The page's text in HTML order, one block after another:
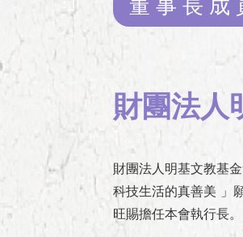
董事長成
財團法人
財團法人明基文教基
科技生活的真善美 」
旺賜擔任本會執行長。